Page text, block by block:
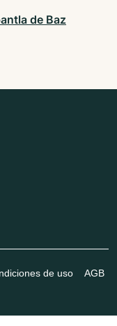
de Baz
de uso
AGB